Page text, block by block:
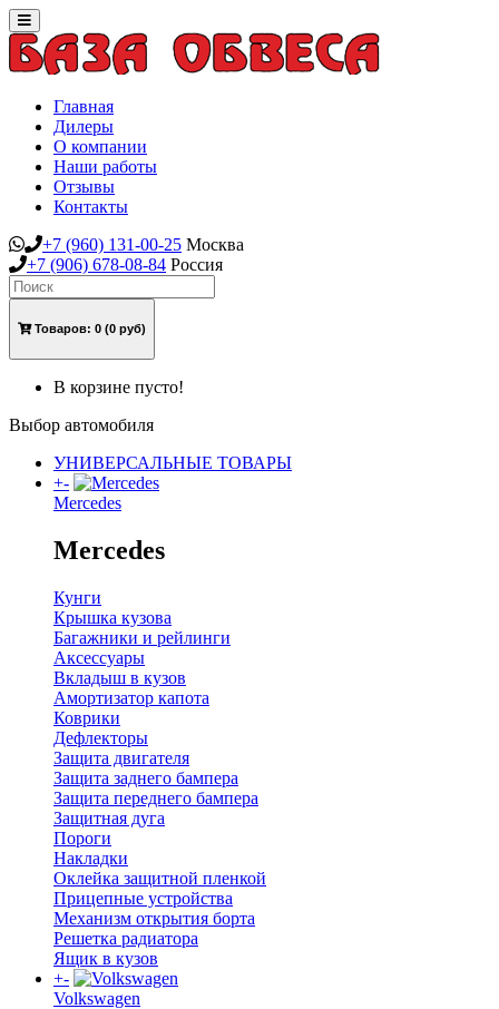
Toggle
navigation
Главная
Дилеры
О компании
Наши работы
Отзывы
Контакты
+7 (960) 131-00-25 Москва
+7 (906) 678-08-84 Россия
Товаров: 0 (0 руб)
В корзине пусто!
Выбор автомобиля
УНИВЕРСАЛЬНЫЕ ТОВАРЫ
+-
Mercedes
Mercedes
Кунги
Крышка кузова
Багажники и рейлинги
Аксессуары
Вкладыш в кузов
Амортизатор капота
Коврики
Дефлекторы
Защита двигателя
Защита заднего бампера
Защита переднего бампера
Защитная дуга
Пороги
Накладки
Оклейка защитной пленкой
Прицепные устройства
Механизм открытия борта
Решетка радиатора
Ящик в кузов
+-
Volkswagen